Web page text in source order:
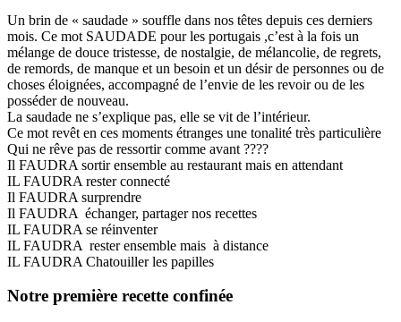
Un brin de « saudade » souffle dans nos têtes depuis ces derniers
mois. Ce mot SAUDADE pour les portugais ,c’est à la fois un
mélange de douce tristesse, de nostalgie, de mélancolie, de regrets,
de remords, de manque et un besoin et un désir de personnes ou de
choses éloignées, accompagné de l’envie de les revoir ou de les
posséder de nouveau.
La saudade ne s’explique pas, elle se vit de l’intérieur.
Ce mot revêt en ces moments étranges une tonalité très particulière
Qui ne rêve pas de ressortir comme avant ????
Il FAUDRA sortir ensemble au restaurant mais en attendant
IL FAUDRA rester connecté
Il FAUDRA surprendre
Il FAUDRA échanger, partager nos recettes
IL FAUDRA se réinventer
IL FAUDRA rester ensemble mais à distance
IL FAUDRA Chatouiller les papilles
Notre première recette confinée